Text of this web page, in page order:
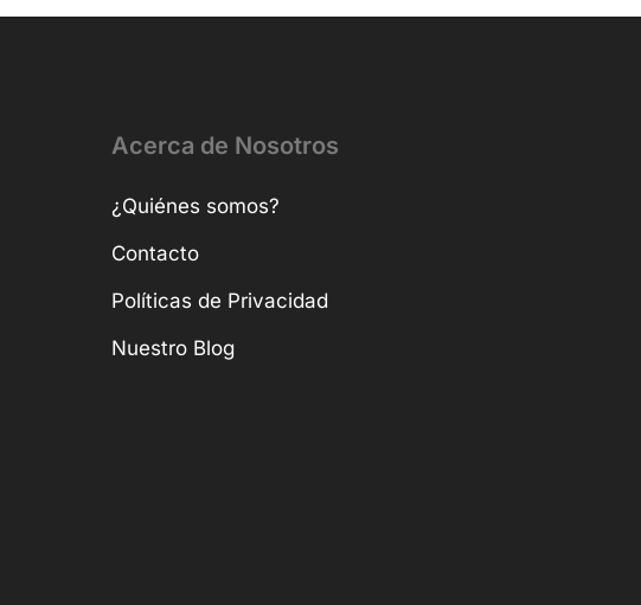
Acerca de Nosotros
¿Quiénes somos?
Contacto
Políticas de Privacidad
Nuestro Blog